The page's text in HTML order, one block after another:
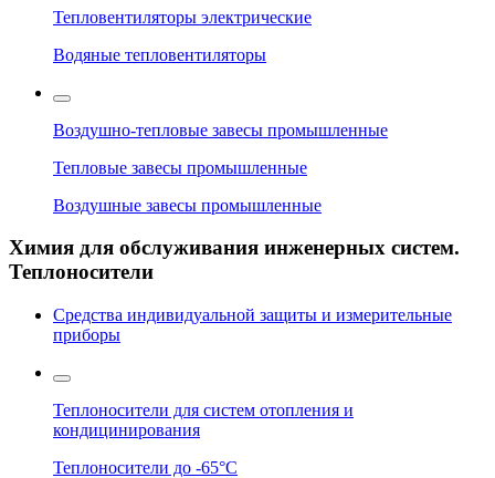
Тепловентиляторы электрические
Водяные тепловентиляторы
Воздушно-тепловые завесы промышленные
Тепловые завесы промышленные
Воздушные завесы промышленные
Химия для обслуживания инженерных систем.
Теплоносители
Средства индивидуальной защиты и измерительные
приборы
Теплоносители для систем отопления и
кондицинирования
Теплоносители до -65°C